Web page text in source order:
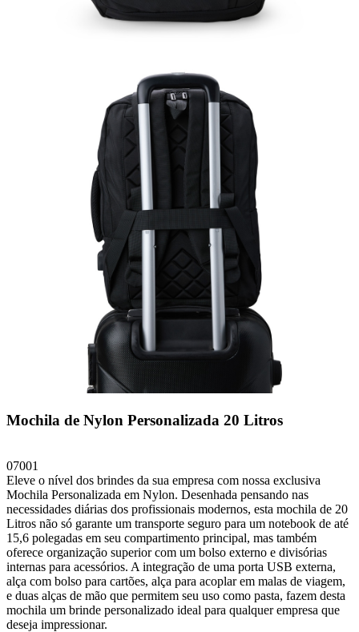
Mochila de Nylon Personalizada 20 Litros
07001
Eleve o nível dos brindes da sua empresa com nossa exclusiva
Mochila Personalizada em Nylon. Desenhada pensando nas
necessidades diárias dos profissionais modernos, esta mochila de 20
Litros não só garante um transporte seguro para um notebook de até
15,6 polegadas em seu compartimento principal, mas também
oferece organização superior com um bolso externo e divisórias
internas para acessórios. A integração de uma porta USB externa,
alça com bolso para cartões, alça para acoplar em malas de viagem,
e duas alças de mão que permitem seu uso como pasta, fazem desta
mochila um brinde personalizado ideal para qualquer empresa que
deseja impressionar.